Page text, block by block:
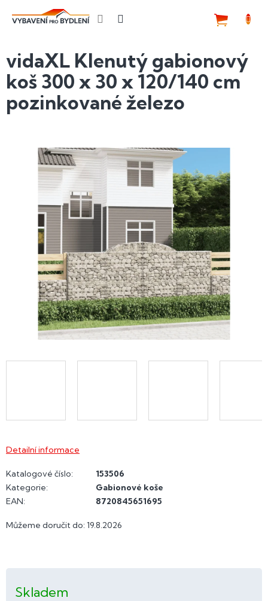
vidaXL Klenutý gabionový
koš 300 x 30 x 120/140 cm
pozinkované železo
Můžeme doručit do: 19.8.2026
Skladem
Detailní informace
Katalogové číslo:
153506
Kategorie:
Gabionové koše
EAN: 8720845651695